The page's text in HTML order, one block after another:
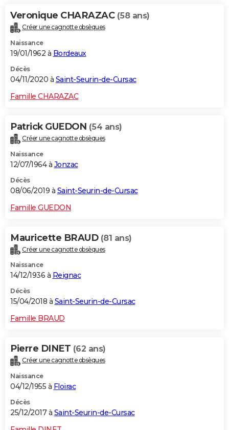
Veronique CHARAZAC (58 ans)
Créer une cagnotte obsèques
Naissance
19/01/1962 à Bordeaux
Décès
04/11/2020 à Saint-Seurin-de-Cursac
Famille CHARAZAC
Patrick GUEDON (54 ans)
Créer une cagnotte obsèques
Naissance
12/07/1964 à Jonzac
Décès
08/06/2019 à Saint-Seurin-de-Cursac
Famille GUEDON
Mauricette BRAUD (81 ans)
Créer une cagnotte obsèques
Naissance
14/12/1936 à Reignac
Décès
15/04/2018 à Saint-Seurin-de-Cursac
Famille BRAUD
Pierre DINET (62 ans)
Créer une cagnotte obsèques
Naissance
04/12/1955 à Floirac
Décès
25/12/2017 à Saint-Seurin-de-Cursac